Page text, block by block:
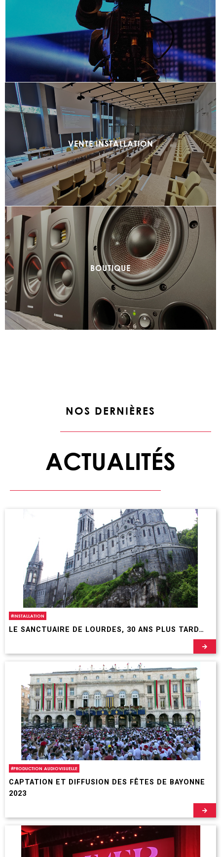
VENTE INSTALLATION
BOUTIQUE
NOS DERNIÈRES
ACTUALITÉS
#INSTALLATION
LE SANCTUAIRE DE LOURDES, 30 ANS PLUS TARD…
#PRODUCTION AUDIOVISUELLE
CAPTATION ET DIFFUSION DES FÊTES DE BAYONNE
2023